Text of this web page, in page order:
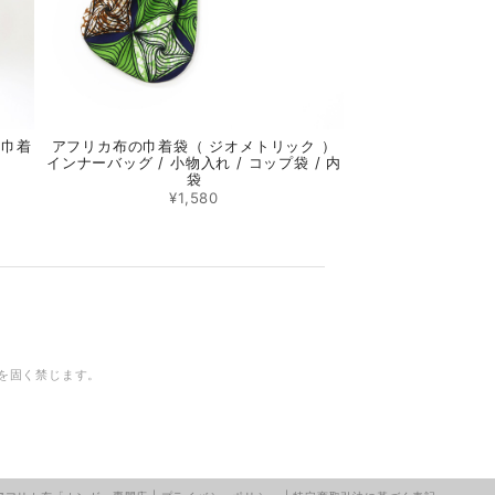
着
アフリカ布の巾着袋（ ジオメトリック ）
インナーバッグ / 小物入れ / コップ袋 / 内
袋
¥1,580
く禁じます。